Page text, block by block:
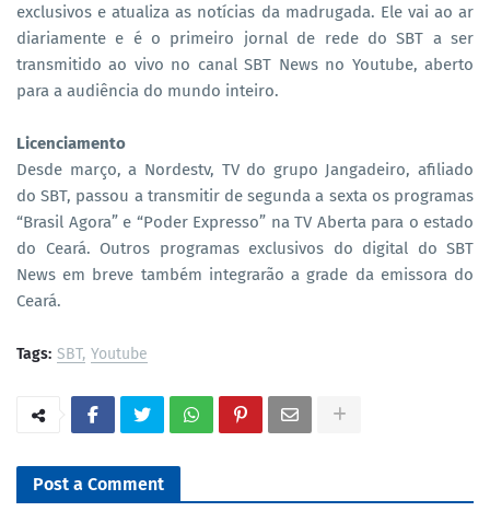
exclusivos e atualiza as notícias da madrugada. Ele vai ao ar
diariamente e é o primeiro jornal de rede do SBT a ser
transmitido ao vivo no canal SBT News no Youtube, aberto
para a audiência do mundo inteiro.
Licenciamento
Desde março, a Nordestv, TV do grupo Jangadeiro, afiliado
do SBT, passou a transmitir de segunda a sexta os programas
“Brasil Agora” e “Poder Expresso” na TV Aberta para o estado
do Ceará. Outros programas exclusivos do digital do SBT
News em breve também integrarão a grade da emissora do
Ceará.
Tags: SBT Youtube
Post a Comment